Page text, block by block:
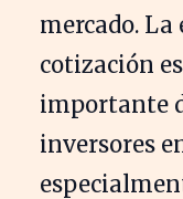
mercado. La
cotización
importante
inversores